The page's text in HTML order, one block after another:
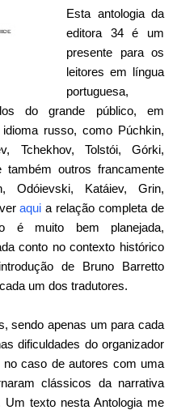
Esta antologia da
editora 34 é um
presente para os
leitores em língua
portuguesa,
do grande público, em
russo, como Púchkin,
Tchekhov, Tolstói, Górki,
outros francamente
Odóievski, Katáiev, Grin,
aqui a relação completa de
é muito bem planejada,
conto no contexto histórico
de Bruno Barretto
um dos tradutores.
sendo apenas um para cada
dificuldades do organizador
caso de autores com uma
clássicos da narrativa
texto nesta Antologia me